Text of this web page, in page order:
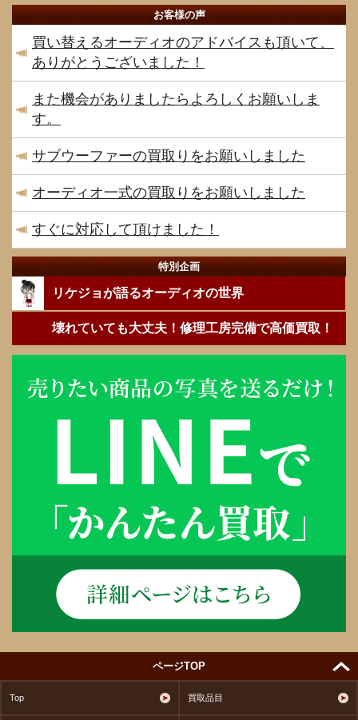
お客様の声
買い替えるオーディオのアドバイスも頂いて、
ありがとうございました！
また機会がありましたらよろしくお願いしま
す。
サブウーファーの買取りをお願いしました
オーディオ一式の買取りをお願いしました
すぐに対応して頂けました！
特別企画
リケジョが語るオーディオの世界
壊れていても大丈夫！修理工房完備で高価買取！
ページTOP
Top 買取品目